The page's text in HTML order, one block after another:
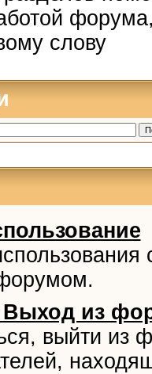
слову
Выход из
выйти из